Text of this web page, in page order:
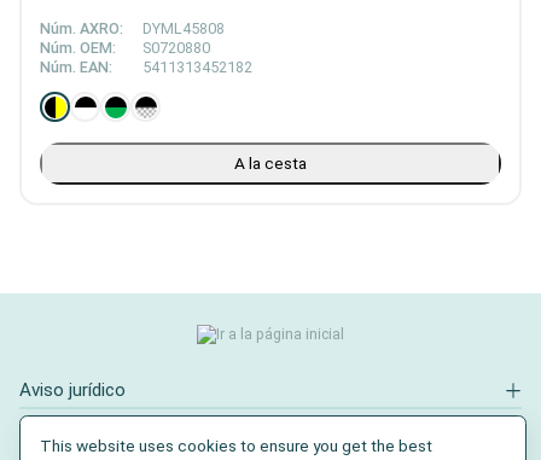
Núm. AXRO:
DYML45808
Núm. OEM:
S0720880
Núm. EAN:
5411313452182
A la cesta
Aviso jurídico
Contacto
This website uses cookies to ensure you get the best